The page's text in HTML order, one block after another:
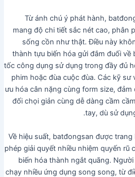
Từ ánh chú ý phát hành,
mang độ chi tiết sắc nét cao, phân
sống cồn như thật. Điều này
thành tựu biến hóa gửi đắm đuối về
tốc công dụng sử dụng trong đầy đủ
phim hoặc đùa cuộc đùa. Các kỹ
ưu hóa cân nặng cùng form size,
đối chọi giản cùng dễ dàng cầm
tay, dù sử
Về hiệu suất, batđongsan được trang
phép giải quyết nhiều nhiệm quyến rũ
biến hóa thành ngắt quãng.
chạy nhiều ứng dụng song song, từ